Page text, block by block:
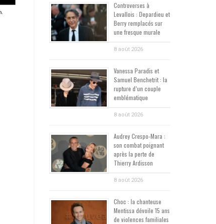
Controverses à
Levallois : Depardieu et
Berry remplacés sur
une fresque murale
8 août 2026
Vanessa Paradis et
Samuel Benchetrit : la
rupture d’un couple
emblématique
8 août 2026
Audrey Crespo-Mara :
son combat poignant
après la perte de
Thierry Ardisson
8 août 2026
Choc : la chanteuse
Mentissa dévoile 15 ans
de violences familiales